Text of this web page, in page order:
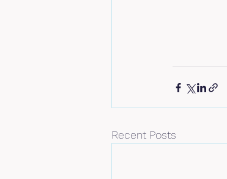
Recent Posts